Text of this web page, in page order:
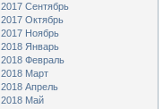
2017 Сентябрь
2017 Октябрь
2017 Ноябрь
2018 Январь
2018 Февраль
2018 Март
2018 Апрель
2018 Май